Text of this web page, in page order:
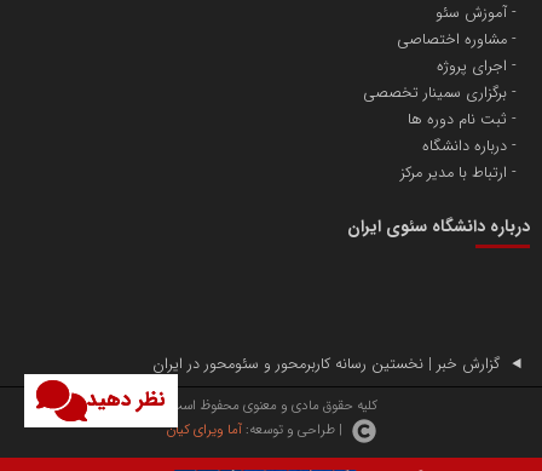
نظر دهید
پایگاه اطلاع رسانی اعتلای نهادهای مردمی
آهن و فولاد غدیر ایرانیان
تامین آهن اسفنجی تولیدکنندگان فولاد در کشور
انتشار گسترده محتوا در رسانه گزارش خبر
مسعودصادقی
آموزش سئو
مشاوره اختصاصی
اجرای پروژه
برگزاری سمینار تخصصی
ثبت نام دوره ها
درباره دانشگاه
ارتباط با مدیر مرکز
درباره دانشگاه سئوی ایران
گزارش خبر | نخستین رسانه کاربرمحور و سئومحور در ایران
کلیه حقوق مادی و معنوی محفوظ است.
| طراحی و توسعه: آما ویرای کیان